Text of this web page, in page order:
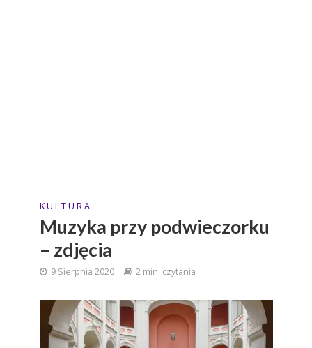
K U L T U R A
Muzyka przy podwieczorku
– zdjęcia
9 Sierpnia 2020 2 min. czytania